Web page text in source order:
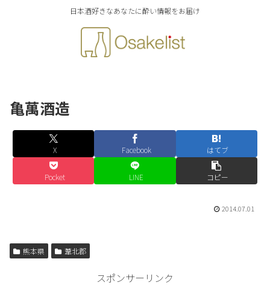
日本酒好きなあなたに酔い情報をお届け
亀萬酒造
X Facebook はてブ
Pocket LINE コピー
2014.07.01
熊本県 葦北郡
スポンサーリンク